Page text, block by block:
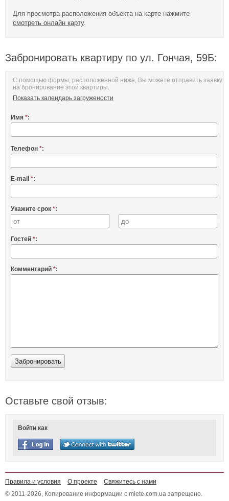
Для просмотра расположения объекта на карте нажмите
смотреть онлайн карту.
Забронировать квартиру по ул. Гончая, 59Б:
С помощью формы, расположенной ниже, Вы можете отправить заявку
на бронирование этой квартиры.
Показать календарь загружености
Имя *:
Телефон *:
E-mail *:
Укажите срок *:
Гостей *:
Комментарий *:
Оставьте свой отзыв:
Войти как
Правила и условия О проекте
Свяжитесь с нами
© 2011-2026, Копирование информации с miete.com.ua запрещено.